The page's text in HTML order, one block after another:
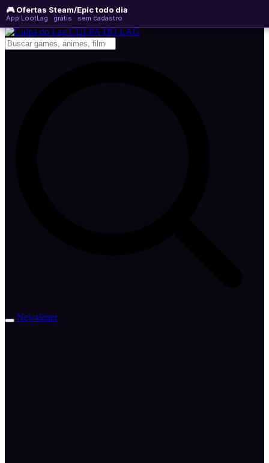
🎮 Ofertas Steam/Epic todo dia
App LootLag · grátis · sem cadastro
domingo, 09 de agosto de 2026 WhatsApp
Newsletter
CULPA DO LAG
Newsletter